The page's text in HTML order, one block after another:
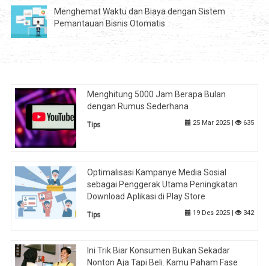
Menghemat Waktu dan Biaya dengan Sistem
Pemantauan Bisnis Otomatis
Menghitung 5000 Jam Berapa Bulan
dengan Rumus Sederhana
Tips 25 Mar 2025 | 635
Optimalisasi Kampanye Media Sosial
sebagai Penggerak Utama Peningkatan
Download Aplikasi di Play Store
Tips 19 Des 2025 | 342
Ini Trik Biar Konsumen Bukan Sekadar
Nonton Aja Tapi Beli. Kamu Paham Fase